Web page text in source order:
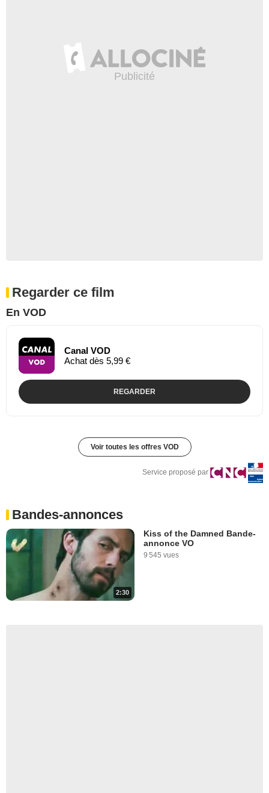
Regarder ce film
En VOD
Canal VOD
Achat dès 5,99 €
REGARDER
Voir toutes les offres VOD
Service proposé par
Bandes-annonces
2:30
Kiss of the Damned Bande-
annonce VO
9 545 vues